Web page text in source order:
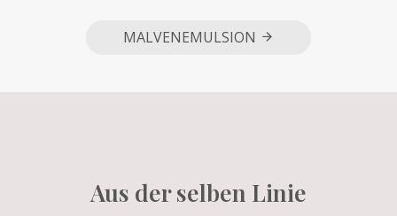
MALVENEMULSION
Aus der selben Linie